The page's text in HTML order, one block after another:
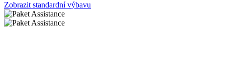
Zobrazit standardní výbavu